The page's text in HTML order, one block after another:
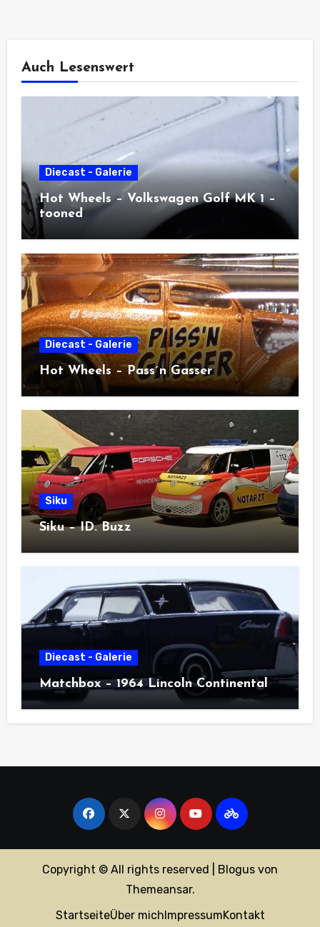
Auch Lesenswert
Diecast - Galerie
Hot Wheels – Volkswagen Golf MK 1 –
tooned
Diecast - Galerie
Hot Wheels – Pass´n Gasser
Siku
Siku – ID. Buzz
Diecast - Galerie
Matchbox – 1964 Lincoln Continental
Copyright © All rights reserved Blogus von
Themeansar.
StartseiteÜber michImpressumKontakt